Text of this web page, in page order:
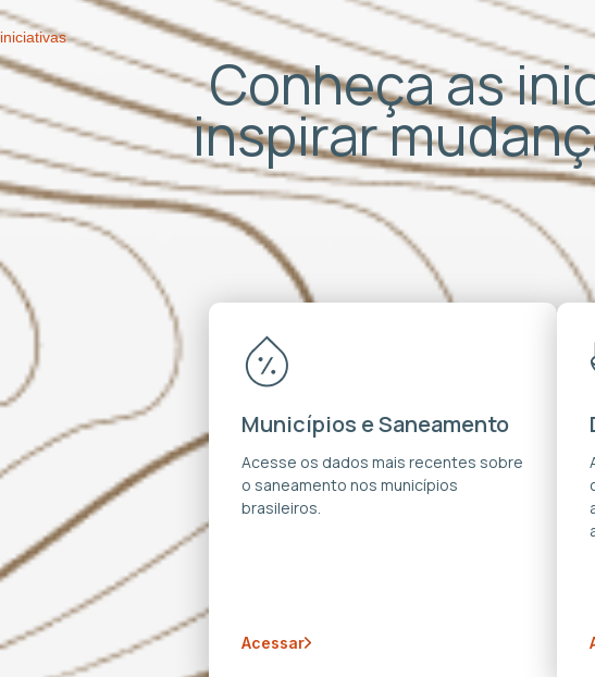
iniciativas
Conheça as
inspirar
Municípios e Saneamento
Acesse os dados mais recentes sobre
o saneamento nos municípios
brasileiros.
Acessar